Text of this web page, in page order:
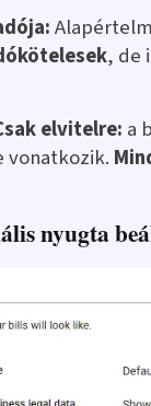
, de
elvitelre: a
nyugta